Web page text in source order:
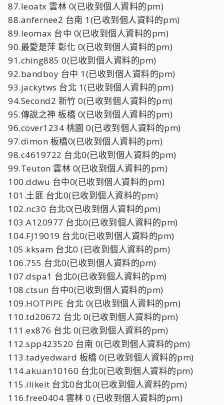
87.leoatx 雲林 0(已收到個人資料的pm)
88.anfernee2 台南 1(已收到個人資料的pm)
89.leomax 台中 0(已收到個人資料的pm)
90.最愛是萍 彰化 0(已收到個人資料的pm)
91.ching885 0(已收到個人資料的pm)
92.bandboy 台中 1(已收到個人資料的pm)
93.jackytws 台北 1(已收到個人資料的pm)
94.Second2 新竹 0(已收到個人資料的pm)
95.傳說之神 板橋 0(已收到個人資料的pm)
96.cover1234 桃園 0(已收到個人資料的pm)
97.dimon 板橋0(已收到個人資料的pm)
98.c4619722 台北0(已收到個人資料的pm)
99.Teuton 雲林 0(已收到個人資料的pm)
100.ddwu 台中0(已收到個人資料的pm)
101.土匪 台北0(已收到個人資料的pm)
102.nc30 台北0(已收到個人資料的pm)
103.A120977 台北0(已收到個人資料的pm)
104.FJ19019 台北0(已收到個人資料的pm)
105.kksam 台北0 (已收到個人資料的pm)
106.755 台北0(已收到個人資料的pm)
107.dspa1 台北0(已收到個人資料的pm)
108.ctsun 台中0(已收到個人資料的pm)
109.HOTPIPE 台北 0(已收到個人資料的pm)
110.td20672 台北 0(已收到個人資料的pm)
111.ex876 台北 0(已收到個人資料的pm)
112.spp423520 台南 0(已收到個人資料的pm)
113.tadyedward 板橋 0(已收到個人資料的pm)
114.akuan10160 台北0(已收到個人資料的pm)
115.ilikeit 台北0台北0(已收到個人資料的pm)
116.free0404 雲林 0 (已收到個人資料的pm)